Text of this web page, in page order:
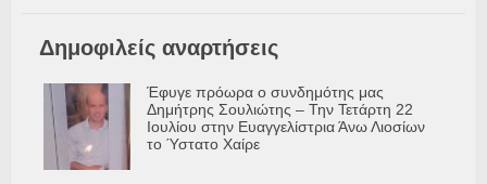
Δημοφιλείς αναρτήσεις
Έφυγε πρόωρα ο συνδημότης μας
Δημήτρης Σουλιώτης – Την Τετάρτη 22
Ιουλίου στην Ευαγγελίστρια Άνω Λιοσίων
το Ύστατο Χαίρε